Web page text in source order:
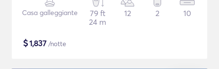
Casa galleggiante
79 ft
24 m
12 2 10
$1,837 /notte